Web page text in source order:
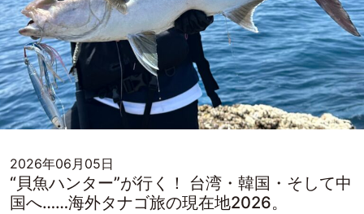
2026年06月05日
“貝魚ハンター”が行く！ 台湾・韓国・そして中
国へ……海外タナゴ旅の現在地2026。